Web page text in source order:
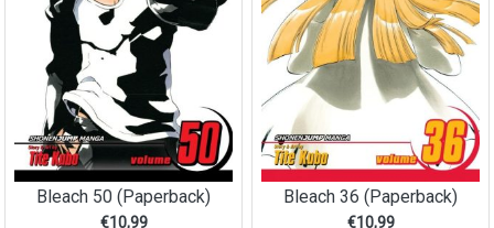
Bleach 50 (Paperback)
€10,99
Bleach 36 (Paperback)
€10,99